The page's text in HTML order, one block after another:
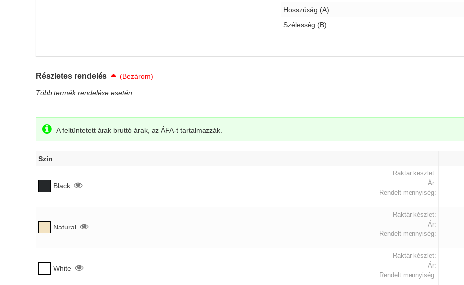
Hosszúság (A)
Szélesség (B)
Részletes rendelés
(Bezárom)
Több termék rendelése esetén...
A feltüntetett árak bruttó árak, az ÁFA-t tartalmazzák.
Szín
Black
Raktár készlet:
Ár:
Rendelt mennyiség:
Natural
Raktár készlet:
Ár:
Rendelt mennyiség:
White
Raktár készlet:
Ár:
Rendelt mennyiség: